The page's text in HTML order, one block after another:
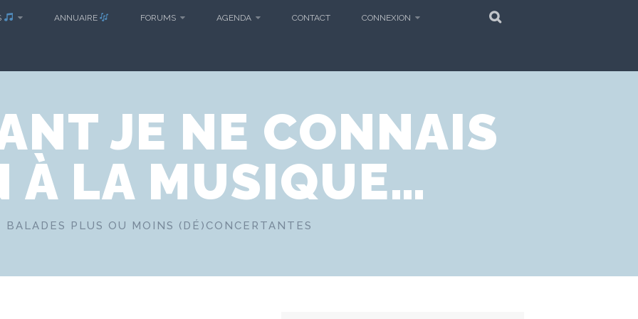
ANNUAIRE FORUMS AGENDA CONTACT CONNEXION
JE NE CONNAIS
À LA MUSIQUE…
BALADES PLUS OU MOINS (DÉ)CONCERTANTES